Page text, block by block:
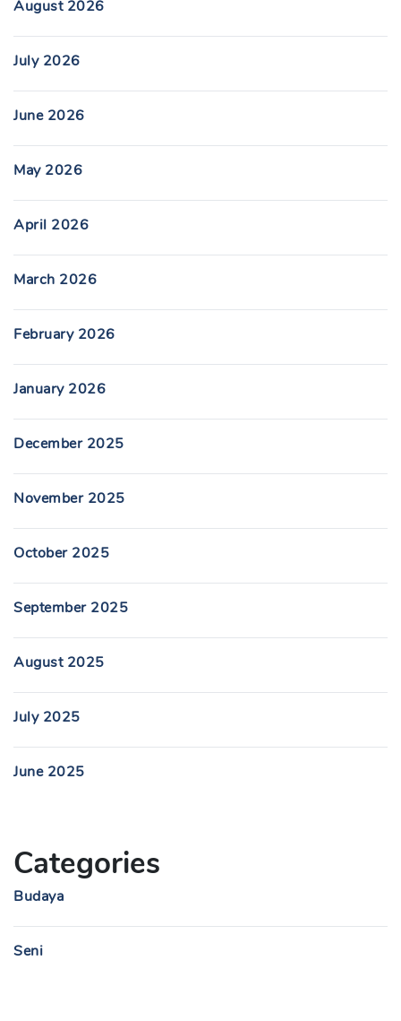
August 2026
July 2026
June 2026
May 2026
April 2026
March 2026
February 2026
January 2026
December 2025
November 2025
October 2025
September 2025
August 2025
July 2025
June 2025
Categories
Budaya
Seni